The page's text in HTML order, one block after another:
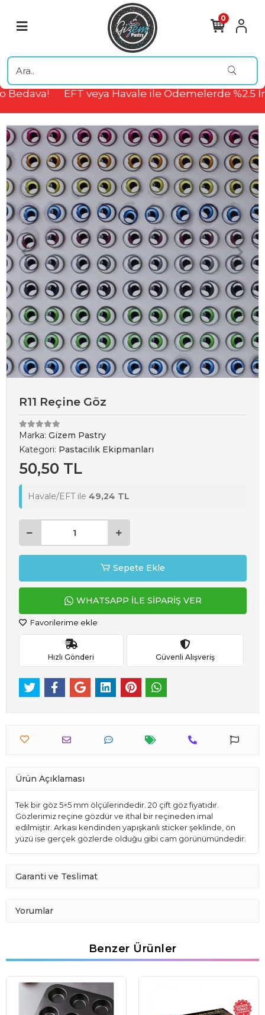
EFT veya Havale ile Ödemelerde %2.5
0
R11 Reçine Göz
Marka: Gizem Pastry
Kategori: Pastacılık Ekipmanları
50,50 TL
Havale/EFT ile 49,24 TL
Sepete Ekle
WHATSAPP İLE SİPARİŞ VER
Favorilerime ekle
Hızlı Gönderi Güvenli Alışveriş
Ürün Açıklaması
Tek bir göz 5×5 mm ölçülerindedir. 20 çift göz fiyatıdır.
Gözlerimiz reçine gözdür ve ithal bir reçineden imal
edilmiştir. Arkası kendinden yapışkanlı sticker şeklinde, ön
yüzü ise gerçek gözlerde olduğu gibi cam görünümündedir.
Garanti ve Teslimat
Yorumlar
Benzer Ürünler